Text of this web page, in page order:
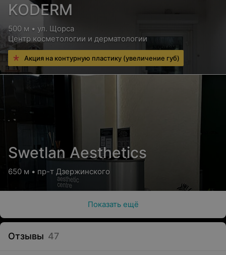
KODERM
500 м • ул. Щорса
Центр косметологии и дерматологии
Акция на контурную пластику (увеличение губ)
Swetlan Aesthetics
650 м • пр-т Дзержинского
Показать ещё
Отзывы 47